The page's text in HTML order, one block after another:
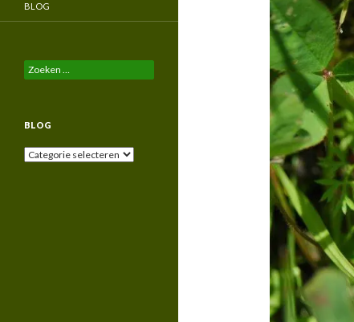
BLOG
Zoeken
naar:
BLOG
Blog